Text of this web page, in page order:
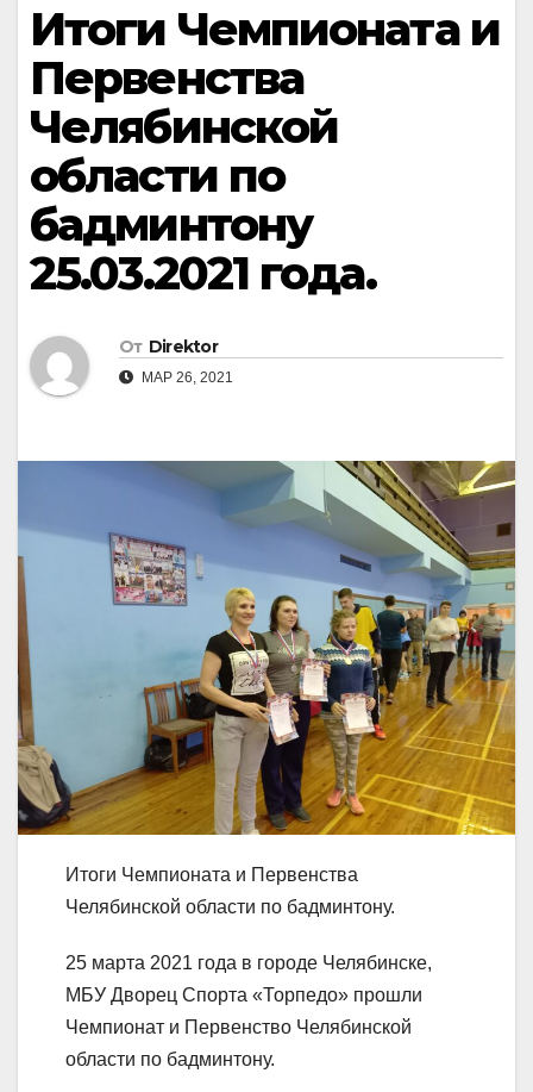
Итоги Чемпионата и
Первенства
Челябинской
области по
бадминтону
25.03.2021 года.
От Direktor
МАР 26, 2021
Итоги Чемпионата и Первенства
Челябинской области по бадминтону.
25 марта 2021 года в городе Челябинске,
МБУ Дворец Спорта «Торпедо» прошли
Чемпионат и Первенство Челябинской
области по бадминтону.